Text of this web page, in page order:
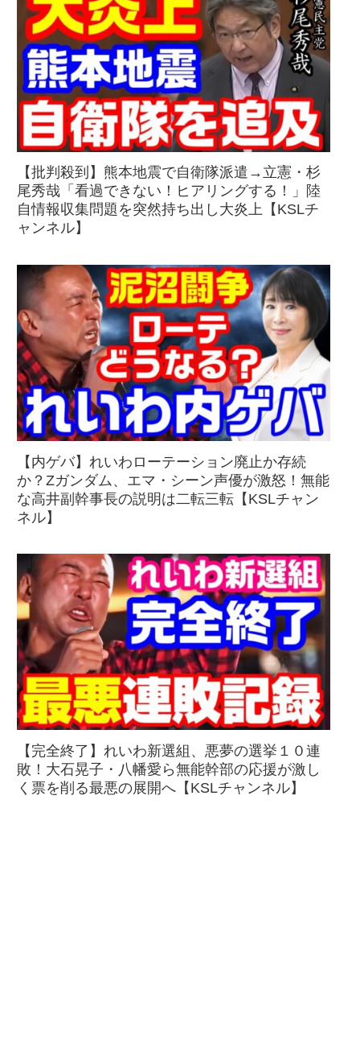
【批判殺到】熊本地震で自衛隊派遣→立憲・杉
尾秀哉「看過できない！ヒアリングする！」陸
自情報収集問題を突然持ち出し大炎上【KSLチ
ャンネル】
【内ゲバ】れいわローテーション廃止か存続
か？Zガンダム、エマ・シーン声優が激怒！無能
な高井副幹事長の説明は二転三転【KSLチャン
ネル】
【完全終了】れいわ新選組、悪夢の選挙１０連
敗！大石晃子・八幡愛ら無能幹部の応援が激し
く票を削る最悪の展開へ【KSLチャンネル】